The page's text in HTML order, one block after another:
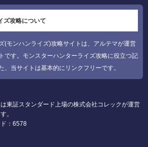
ズ攻略について
(モンハンライズ)攻略サイトは、アルテマが運営
です。モンスターハンターライズ攻略に役立つ記
、当サイトは基本的にリンクフリーです。
東証スタンダード上場の株式会社コレックが運営
。
：6578